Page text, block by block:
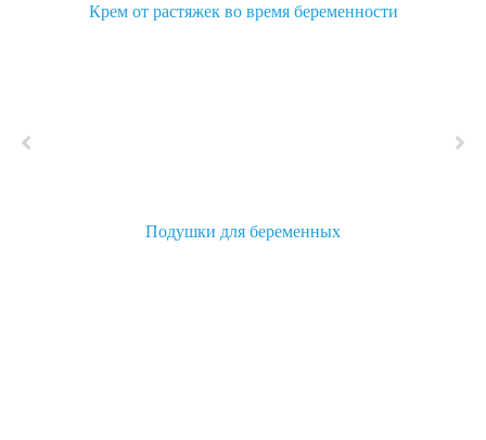
Крем от растяжек во время беременности
Подушки для беременных